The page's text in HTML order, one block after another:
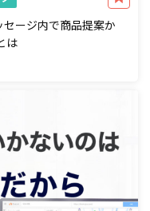
ージ内で商品提案か
は